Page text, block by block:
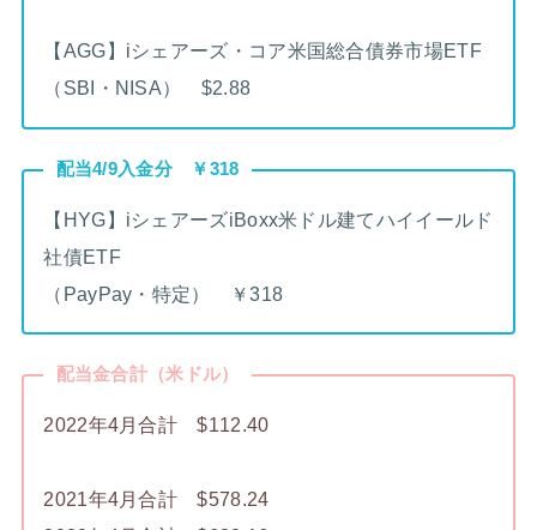
【AGG】iシェアーズ・コア米国総合債券市場ETF
（SBI・NISA） $2.88
配当4/9入金分 ￥318
【HYG】iシェアーズiBoxx米ドル建てハイイールド
社債ETF
（PayPay・特定） ￥318
配当金合計（米ドル）
2022年4月合計 $112.40
2021年4月合計 $578.24